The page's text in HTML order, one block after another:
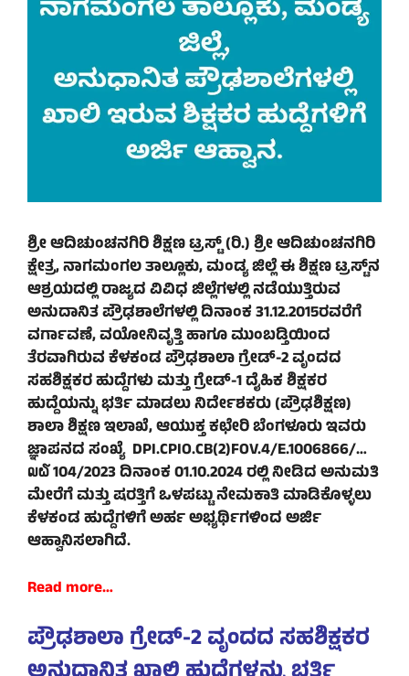
ಶ್ರೀ ಆದಿಚುಂಚನಗಿರಿ ಶಿಕ್ಷಣ ಟ್ರಸ್ಟ್ (ರಿ.) ಶ್ರೀ ಆದಿಚುಂಚನಗಿರಿ
ಕ್ಷೇತ್ರ, ನಾಗಮಂಗಲ ತಾಲ್ಲೂಕು, ಮಂಡ್ಯ ಜಿಲ್ಲೆ ಈ ಶಿಕ್ಷಣ ಟ್ರಸ್ಟ್‌ನ
ಆಶ್ರಯದಲ್ಲಿ ರಾಜ್ಯದ ವಿವಿಧ ಜಿಲ್ಲೆಗಳಲ್ಲಿ ನಡೆಯುತ್ತಿರುವ
ಅನುದಾನಿತ ಪ್ರೌಢಶಾಲೆಗಳಲ್ಲಿ ದಿನಾಂಕ 31.12.2015ರವರೆಗೆ
ವರ್ಗಾವಣೆ, ವಯೋನಿವೃತ್ತಿ ಹಾಗೂ ಮುಂಬಡ್ತಿಯಿಂದ
ತೆರವಾಗಿರುವ ಕೆಳಕಂಡ ಪ್ರೌಢಶಾಲಾ ಗ್ರೇಡ್-2 ವೃಂದದ
ಸಹಶಿಕ್ಷಕರ ಹುದ್ದೆಗಳು ಮತ್ತು ಗ್ರೇಡ್-1 ದೈಹಿಕ ಶಿಕ್ಷಕರ
ಹುದ್ದೆಯನ್ನು ಭರ್ತಿ ಮಾಡಲು ನಿರ್ದೇಶಕರು (ಪ್ರೌಢಶಿಕ್ಷಣ)
ಶಾಲಾ ಶಿಕ್ಷಣ ಇಲಾಖೆ, ಆಯುಕ್ತ ಕಛೇರಿ ಬೆಂಗಳೂರು ಇವರು
ಜ್ಞಾಪನದ ಸಂಖ್ಯೆ DPI.CPIO.CB(2)FOV.4/E.1006866/…
໙໖ 104/2023 ದಿನಾಂಕ 01.10.2024 ರಲ್ಲಿ ನೀಡಿದ ಅನುಮತಿ
ಮೇರೆಗೆ ಮತ್ತು ಷರತ್ತಿಗೆ ಒಳಪಟ್ಟು ನೇಮಕಾತಿ ಮಾಡಿಕೊಳ್ಳಲು
ಕೆಳಕಂಡ ಹುದ್ದೆಗಳಿಗೆ ಅರ್ಹ ಅಭ್ಯರ್ಥಿಗಳಿಂದ ಅರ್ಜಿ
ಆಹ್ವಾನಿಸಲಾಗಿದೆ.
Read more…
ಪ್ರೌಢಶಾಲಾ ಗ್ರೇಡ್-2 ವೃಂದದ ಸಹಶಿಕ್ಷಕರ